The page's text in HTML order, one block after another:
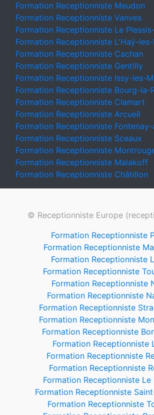
Formation Receptionniste Meudon
Formation Receptionniste Vanves
Formation Receptionniste Le
Formation Receptionniste L'Haÿ-les-
Formation Receptionniste Cachan
Formation Receptionniste Gentilly
Formation Receptionniste Issy-les-
Formation Receptionniste Bourg-la-
Formation Receptionniste Clamart
Formation Receptionniste Arcueil
Formation Receptionniste
Formation Receptionniste Sceaux
Formation Receptionniste
Formation Receptionniste Malakoff
Formation Receptionniste Châtillon
© Receptionniste Europe
Formation Receptionniste
Formation Receptionniste
Formation Receptionniste
Formation Receptionniste
Formation Receptionniste
Formation Receptionniste
Formation Receptionniste
Formation Receptionniste
Formation Receptionniste
Formation Receptionniste
Formation Receptionniste
Formation Receptionniste
Formation Receptionniste Le
Formation Receptionniste
Formation Receptionniste